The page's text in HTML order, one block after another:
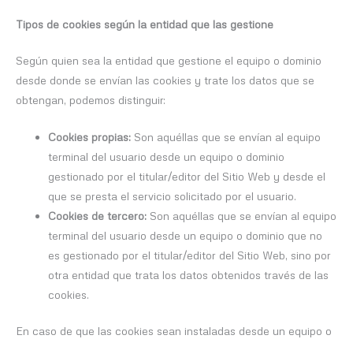
Tipos de cookies según la entidad que las gestione
Según quien sea la entidad que gestione el equipo o dominio
desde donde se envían las cookies y trate los datos que se
obtengan, podemos distinguir:
Cookies propias: Son aquéllas que se envían al equipo
terminal del usuario desde un equipo o dominio
gestionado por el titular/editor del Sitio Web y desde el
que se presta el servicio solicitado por el usuario.
Cookies de tercero: Son aquéllas que se envían al equipo
terminal del usuario desde un equipo o dominio que no
es gestionado por el titular/editor del Sitio Web, sino por
otra entidad que trata los datos obtenidos través de las
cookies.
En caso de que las cookies sean instaladas desde un equipo o